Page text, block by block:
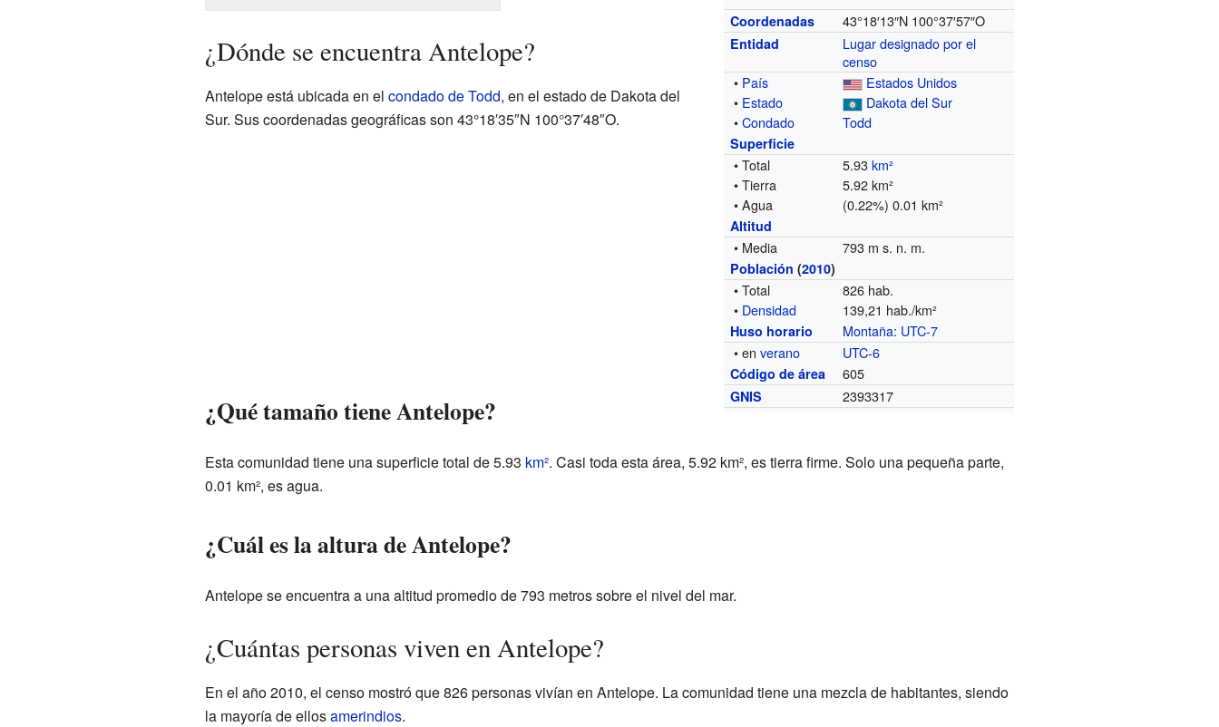
Coordenadas 43°18′13″N 100°37′57″O
Entidad
Lugar designado por el
censo
• País
Estados Unidos
• Estado
Dakota del Sur
•Condado Todd
Superficie
• Total 5.93km²
• Tierra
5.92 km²
• Agua
(0.22%) 0.01 km²
Altitud
• Media 793 m s. n. m.
Población (2010)
• Total
826 hab.
• Densidad 139,21 hab./km²
Huso horario Montaña: UTC-7
• enverano UTC-6
Código de área 605
GNIS 2393317
¿Dónde se encuentra Antelope?
Antelope está ubicada en el condado de Todd, en el estado de Dakota del
Sur. Sus coordenadas geográficas son 43°18′35″N 100°37′48″O.
¿Qué tamaño tiene Antelope?
Esta comunidad tiene una superficie total de 5.93 km². Casi toda esta área, 5.92 km², es tierra firme. Solo una pequeña parte,
0.01 km², es agua.
¿Cuál es la altura de Antelope?
Antelope se encuentra a una altitud promedio de 793 metros sobre el nivel del mar.
¿Cuántas personas viven en Antelope?
En el año 2010, el censo mostró que 826 personas vivían en Antelope. La comunidad tiene una mezcla de habitantes, siendo
la mayoría de ellosamerindios.